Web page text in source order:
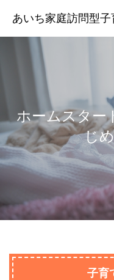
あいち家庭訪問型子
ホームスター
じ
子育